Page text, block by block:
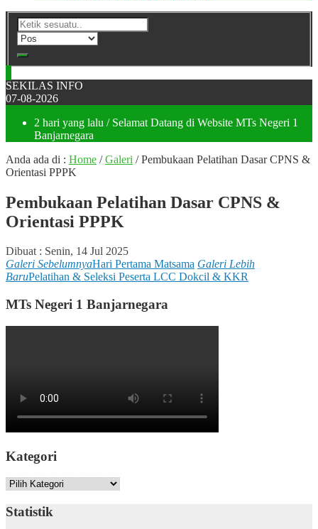
SEKILAS INFO
07-08-2026
2 hari yang lalu / Selamat Datang di Website MTs Negeri 1
Banjarnegara
Anda ada di : Home /Galeri /Pembukaan Pelatihan Dasar CPNS &
Orientasi PPPK
Pembukaan Pelatihan Dasar CPNS &
Orientasi PPPK
Dibuat : Senin, 14 Jul 2025
Galeri SebelumnyaHari Pertama Matsama Galeri Lebih
BaruPelatihan & Seleksi Peserta LCC Dokcil & KKR
MTs Negeri 1 Banjarnegara
Kategori
Kategori
Statistik